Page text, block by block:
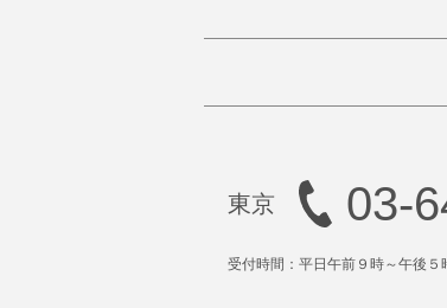
03-
受付時間：平日午前９時～午後５